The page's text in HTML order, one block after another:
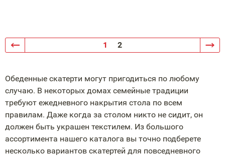
1 2
Обеденные скатерти могут пригодиться по любому
случаю. В некоторых домах семейные традиции
требуют ежедневного накрытия стола по всем
правилам. Даже когда за столом никто не сидит, он
должен быть украшен текстилем. Из большого
ассортимента нашего каталога вы точно подберете
несколько вариантов скатертей для повседневного